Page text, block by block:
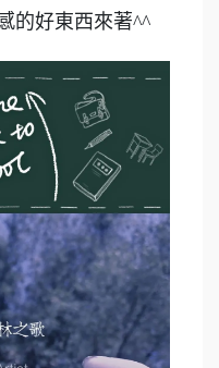
的好東西來著^^